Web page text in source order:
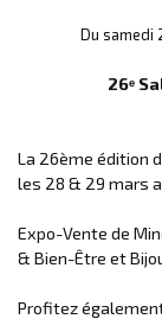
Du samedi
26ᵉ
La 26ème édition
les 28 & 29 mars
Expo-Vente de
& Bien-Être et
Profitez